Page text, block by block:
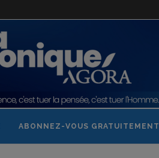
ABONNEZ-VOUS GRATUITEMENT